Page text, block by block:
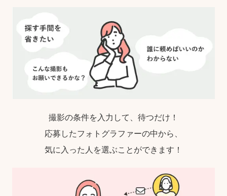
撮影の条件を入力して、待つだけ！
応募したフォトグラファーの中から、
気に入った人を選ぶことができます！